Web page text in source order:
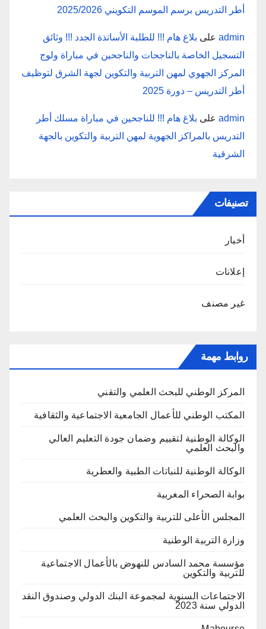
أطر التدريس برسم الموسم التكويني 2025/2026
admin على بلاغ هام !!! للطلبة الأساتذة الجدد !!! وثائق
التسجيل الخاصة بالناجحات والناجحين في مباراة ولوج
المركز الجهوي لمهن التربية والتكوين لجهة الشرق لتوظيف
أطر التدريس – دورة 2025
admin على بلاغ هام !!! للناجحين في مباراة مسلك أطر
التدريس بالمراكز الجهوية لمهن التربية والتكوين بالجهة
الشرقية
تصنيفات
أخبار
إعلانات
غير مصنف
روابط مهمة
المركز الوطني للبحث العلمي والتقني
المكتب الوطني للأعمال الجامعية الاجتماعية والثقافية
الوكالة الوطنية لتقييم وضمان جودة التعليم العالي
والبحث العلمي
الوكالة الوطنية للنباتات الطبية والعطرية
بوابة الصحراء المغربية
المجلس الأعلى للتربية والتكوين والبحث العلمي
وزارة التربية الوطنية
مؤسسة محمد السادس للنهوض بالأعمال الاجتماعية
للتربية والتكوين
الاجتماعات السنوية لمجموعة البنك الدولي وصندوق النقد
الدولي سنة 2023